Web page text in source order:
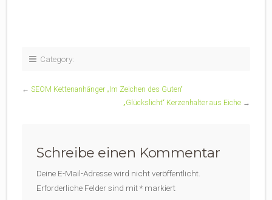
Category:
← SEOM Kettenanhänger „Im Zeichen des Guten“
„Glückslicht“ Kerzenhalter aus Eiche →
Schreibe einen Kommentar
Deine E-Mail-Adresse wird nicht veröffentlicht.
Erforderliche Felder sind mit* markiert